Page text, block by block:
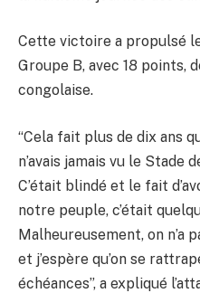
Cette victoire a propulsé
Groupe B, avec 18 points,
congolaise.
“Cela fait plus de dix ans
n’avais jamais vu le
C’était blindé et le fait
notre peuple, c’était
Malheureusement, on
et j’espère qu’on se
échéances”, a expliqué